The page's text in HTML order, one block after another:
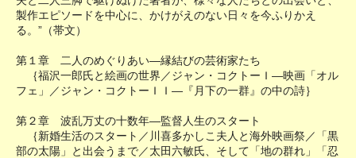
製作エピソードを中心に、かけがえのない日々を今ふりかえ
る。”（帯文）
第１章 二人のめぐりあい―縁結びの芸術家たち
｛福沢一郎氏と絵画の世界／ジャン・コクトーＩ―映画「オル
フェ」／ジャン・コクトーＩＩ―『月下の一群』の中の詩｝
第２章 波乱万丈の十数年―監督人生のスタート
｛新婚生活のスタート／川喜多かしこ夫人と海外映画祭／「黒
部の太陽」と出会うまで／太田六敏氏、そして「地の群れ」「忍